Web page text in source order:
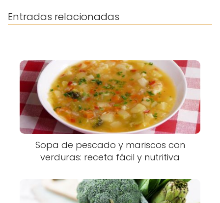
Entradas relacionadas
Sopa de pescado y mariscos con
verduras: receta fácil y nutritiva